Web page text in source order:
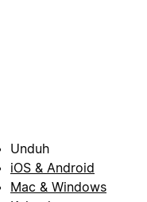
Unduh
iOS & Android
Mac & Windows